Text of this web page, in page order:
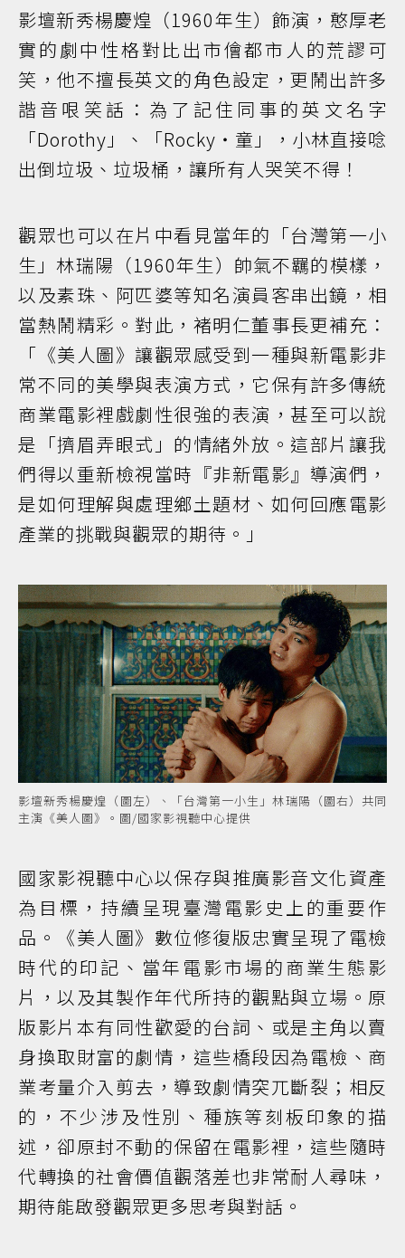
影壇新秀楊慶煌（1960年生）飾演，憨厚老
實的劇中性格對比出市儈都市人的荒謬可
笑，他不擅長英文的角色設定，更鬧出許多
諧音哏笑話：為了記住同事的英文名字
「Dorothy」、「Rocky‧童」，小林直接唸
出倒垃圾、垃圾桶，讓所有人哭笑不得！
觀眾也可以在片中看見當年的「台灣第一小
生」林瑞陽（1960年生）帥氣不羈的模樣，
以及素珠、阿匹婆等知名演員客串出鏡，相
當熱鬧精彩。對此，褚明仁董事長更補充：
「《美人圖》讓觀眾感受到一種與新電影非
常不同的美學與表演方式，它保有許多傳統
商業電影裡戲劇性很強的表演，甚至可以說
是「擠眉弄眼式」的情緒外放。這部片讓我
們得以重新檢視當時『非新電影』導演們，
是如何理解與處理鄉土題材、如何回應電影
產業的挑戰與觀眾的期待。」
影壇新秀楊慶煌（圖左）、「台灣第一小生」林瑞陽（圖右）共同
主演《美人圖》。圖/國家影視聽中心提供
國家影視聽中心以保存與推廣影音文化資產
為目標，持續呈現臺灣電影史上的重要作
品。《美人圖》數位修復版忠實呈現了電檢
時代的印記、當年電影市場的商業生態影
片，以及其製作年代所持的觀點與立場。原
版影片本有同性歡愛的台詞、或是主角以賣
身換取財富的劇情，這些橋段因為電檢、商
業考量介入剪去，導致劇情突兀斷裂；相反
的，不少涉及性別、種族等刻板印象的描
述，卻原封不動的保留在電影裡，這些隨時
代轉換的社會價值觀落差也非常耐人尋味，
期待能啟發觀眾更多思考與對話。